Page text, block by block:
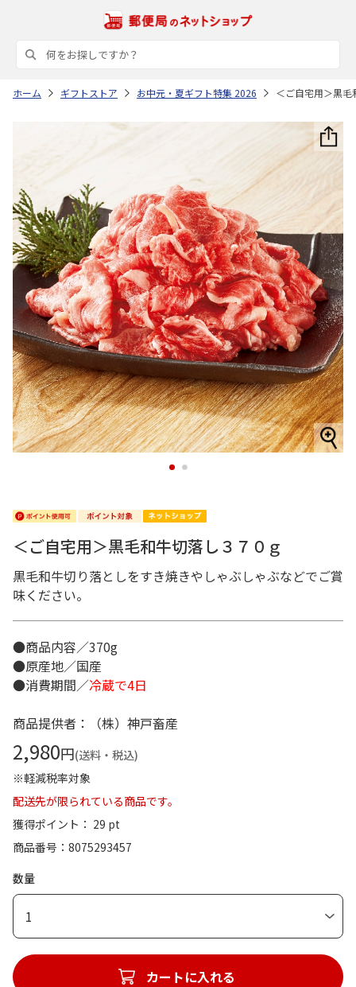
ホーム ギフトストア お中元・夏ギフト特集 2026 ＜ご自宅用＞黒
1 2
＜ご自宅用＞黒毛和牛切落し３７０ｇ
黒毛和牛切り落としをすき焼きやしゃぶしゃぶなどでご賞
味ください。
●商品内容／370g
●原産地／国産
●消費期間／冷蔵で4日
商品提供者：（株）神戸畜産
2,980円(送料・税込)
※軽減税率対象
配送先が限られている商品です。
獲得ポイント： 29 pt
商品番号
8075293457
数量
1
カートに入れる